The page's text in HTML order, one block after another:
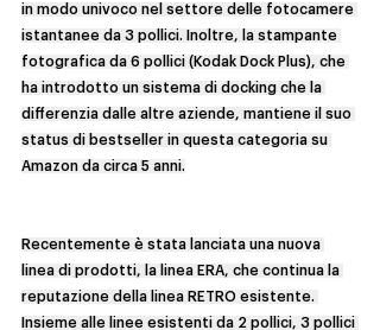
in modo univoco nel settore delle fotocamere
istantanee da 3 pollici. Inoltre, la stampante
fotografica da 6 pollici (Kodak Dock Plus), che
ha introdotto un sistema di docking che la
differenzia dalle altre aziende, mantiene il suo
status di bestseller in questa categoria su
Amazon da circa 5 anni.
Recentemente è stata lanciata una nuova
linea di prodotti, la linea ERA, che continua la
reputazione della linea RETRO esistente.
Insieme alle linee esistenti da 2 pollici, 3 pollici